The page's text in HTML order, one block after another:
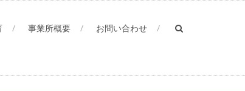
事業所概要 お問い合わせ